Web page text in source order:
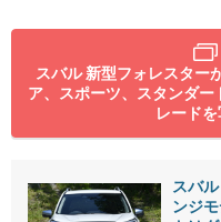
スバル 新型フォレスター
ア、スポーツ、スタンダ
レード
スバ
ンジ